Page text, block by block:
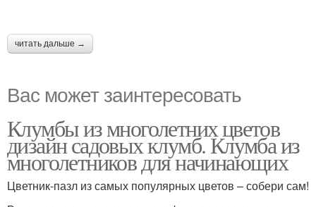
читать дальше →
Вас может заинтересовать
Клумбы из многолетних цветов
дизайн садовых клумб. Клумба из
многолетников для начинающих
Цветник-пазл из самых популярных цветов – собери сам!